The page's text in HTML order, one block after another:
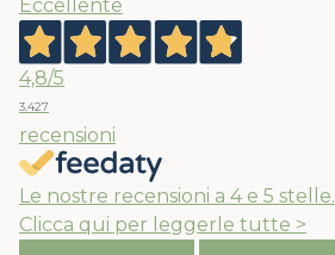
Eccellente
4,8/5
3.427
recensioni
Le nostre recensioni a 4 e 5 stelle.
Clicca qui per leggerle tutte >